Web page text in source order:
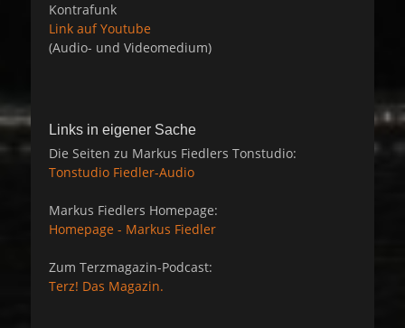
Kontrafunk
Link auf Youtube
(Audio- und Videomedium)
Links in eigener Sache
Die Seiten zu Markus Fiedlers Tonstudio:
Tonstudio Fiedler-Audio
Markus Fiedlers Homepage:
Homepage - Markus Fiedler
Zum Terzmagazin-Podcast:
Terz! Das Magazin.